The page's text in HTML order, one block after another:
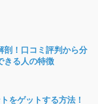
剖！口コミ評判から分
きる人の特徴
をゲットする方法！